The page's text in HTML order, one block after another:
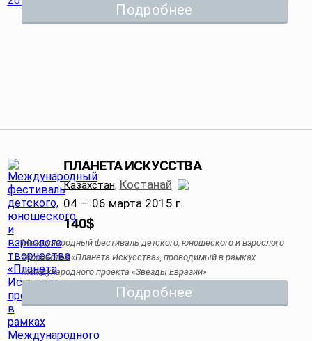
Подробнее
ПЛАНЕТА ИСКУССТВА
Казахстан, Костанай
04 — 06 марта 2015 г.
140$
Международный фестиваль детского, юношеского и взрослого
творчества «Планета Искусства», проводимый в рамках
Международного проекта «Звезды Евразии»
Подробнее